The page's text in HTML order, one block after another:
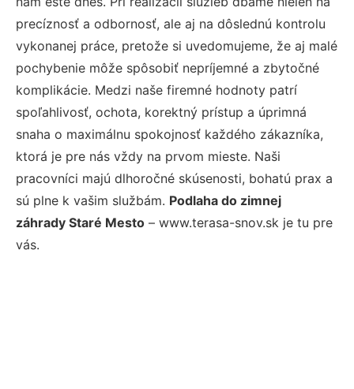
precíznosť a odbornosť, ale aj na dôslednú kontrolu
vykonanej práce, pretože si uvedomujeme, že aj malé
pochybenie môže spôsobiť nepríjemné a zbytočné
komplikácie. Medzi naše firemné hodnoty patrí
spoľahlivosť, ochota, korektný prístup a úprimná
snaha o maximálnu spokojnosť každého zákazníka,
ktorá je pre nás vždy na prvom mieste. Naši
pracovníci majú dlhoročné skúsenosti, bohatú prax a
sú plne k vašim službám. Podlaha do zimnej
záhrady Staré Mesto – www.terasa-snov.sk je tu pre
vás.